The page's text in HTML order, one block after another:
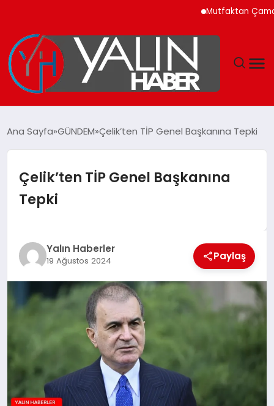
Mutfaktan Çamaşır
SPOR
DÜNYA
YAŞAM
EĞİTİM
TEKNOLOJİ
SAĞLIK
Ana Sayfa GÜNDEM Çelik’ten TİP Genel Başkanına Tepki
Çelik’ten TİP Genel Başkanına
Tepki
Yalın Haberler
19 Ağustos 2024 Paylaş